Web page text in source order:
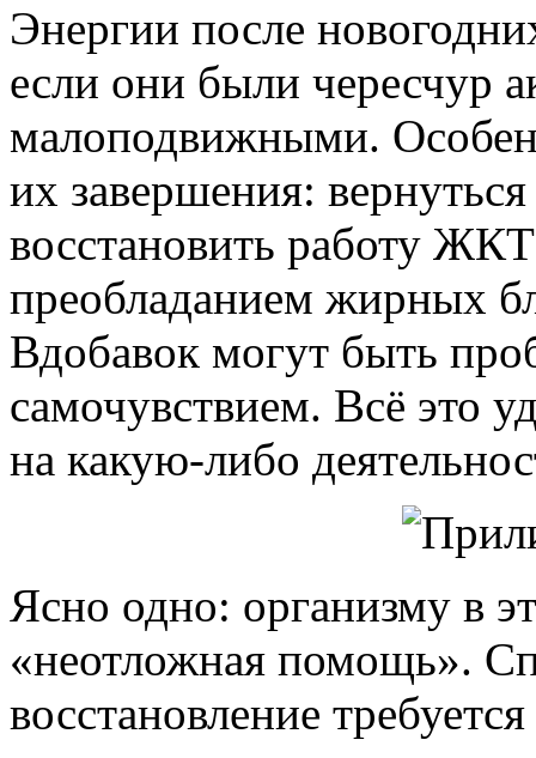
Энергии после
если они были чересчур
малоподвижными.
их завершения:
восстановить работу
преобладанием жирных
Вдобавок могут быть
самочувствием. Всё это
на какую-либо
Ясно одно: организму в
«неотложная помощь».
восстановление